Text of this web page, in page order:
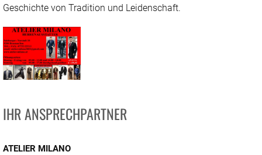
Geschichte von Tradition und Leidenschaft.
IHR ANSPRECHPARTNER
ATELIER MILANO